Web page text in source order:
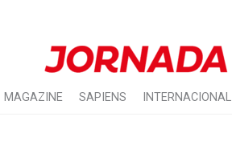
MAGAZINE SAPIENS INTERNACIONAL